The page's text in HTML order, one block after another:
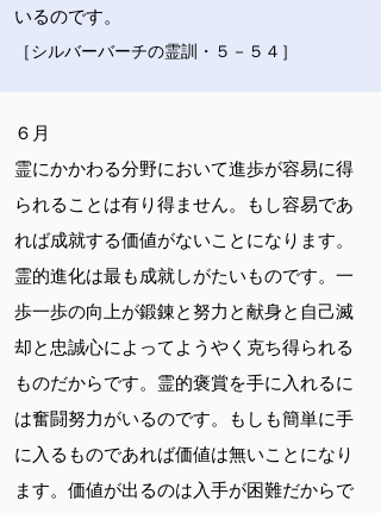
いるのです。
［シルバーバーチの霊訓・５－５４］
６月
霊にかかわる分野において進歩が容易に得
られることは有り得ません。もし容易であ
れば成就する価値がないことになります。
霊的進化は最も成就しがたいものです。一
歩一歩の向上が鍛錬と努力と献身と自己滅
却と忠誠心によってようやく克ち得られる
ものだからです。霊的褒賞を手に入れるに
は奮闘努力がいるのです。もしも簡単に手
に入るものであれば価値は無いことになり
ます。価値が出るのは入手が困難だからで